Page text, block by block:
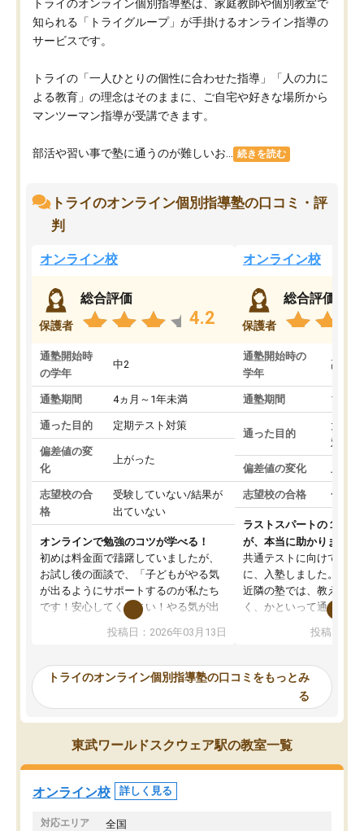
トライのオンライン個別指導塾は、家庭教師や個別教室で
知られる「トライグループ」が手掛けるオンライン指導の
サービスです。
トライの「一人ひとりの個性に合わせた指導」「人の力に
よる教育」の理念はそのままに、ご自宅や好きな場所から
マンツーマン指導が受講できます。
部活や習い事で塾に通うのが難しいお... 続きを読む
トライのオンライン個別指導塾の口コミ・評
判
オンライン校
保護者
総合評価
4.2
通塾開始時
の学年
中2
通塾期間 4ヵ月～1年未満
通った目的 定期テスト対策
偏差値の変
化
上がった
志望校の合
格
受験していない/結果が
出ていない
オンラインで勉強のコツが学べる！
初めは料金面で躊躇していましたが、
お試し後の面談で、「子どもがやる気
が出るようにサポートするのが私たち
です！安心してください！やる気が出
ないのは私たち講師の責任です」と言
ってくださり、確かに！と考えて、思
ったんですが、学生の先生から学ぶこ
み、徐々に成績が上がったらいいなと
思っていました。何が今足りないのか
を的確に指導いただき、子どももびっ
くりするほど楽しんでやる気を持って
塾を受けています。狙い通り、少しず
つ成績も上がり、苦手意識も無くなっ
てきたので、さらに苦手な数学も追加
でお願いしました。来年の高校受験に
投稿日：2026年03月13日
オンライン校
保護者
総合評価
通塾開始時の
学年
高3
通塾期間 1～3
通った目的
大学
対策
偏差値の変化 上が
志望校の合格 合格
ラストスパートの１か月
が、本当に助かりました
共通テストに向けての追
に、入塾しました。田舎
近隣の塾では、教えても
く、かといって通うには
可能なので本当に助か
らないところをピンポイ
頂いて、とてもわかり
していました。一生を
スト、多少お金がかかっ
思い切って入塾してよか
投稿日：
トライのオンライン個別指導塾の口コミをもっとみ
る
東武ワールドスクウェア駅の教室一覧
オンライン校 詳しく見る
対応エリア 全国